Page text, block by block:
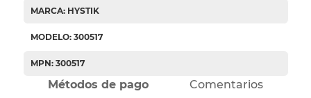
MARCA: HYSTIK
MODELO: 300517
MPN: 300517
Métodos de pago Comentarios